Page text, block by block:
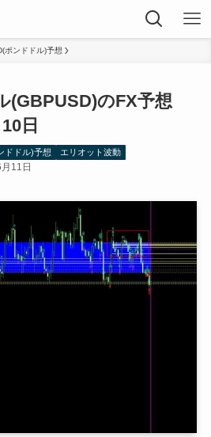
ポンドドル)予想
(GBPUSD)のFX予想
日
ドドル)予想 エリオット波動
11日